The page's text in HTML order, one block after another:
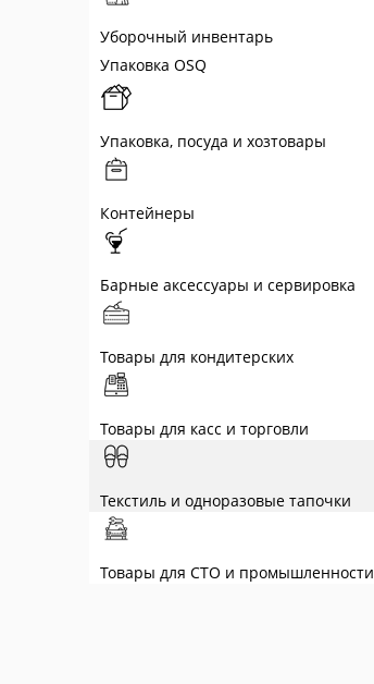
Уборочный инвентарь
Упаковка OSQ
Упаковка, посуда и хозтовары
Контейнеры
Барные аксессуары и сервировка
Товары для кондитерских
Товары для касс и торговли
Текстиль и одноразовые тапочки
Товары для СТО и промышленности